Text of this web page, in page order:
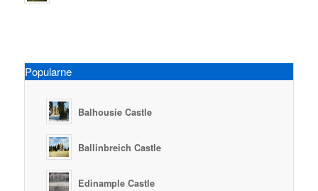
Popularne
Balhousie Castle
Ballinbreich Castle
Edinample Castle